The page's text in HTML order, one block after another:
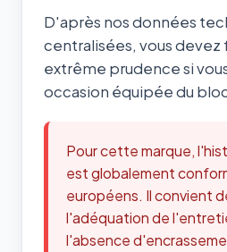
D'après nos données
centralisées, vous devez
extrême prudence si
occasion équipée du
Pour cette marque,
est globalement
européens. Il convient
l'adéquation de
l'absence